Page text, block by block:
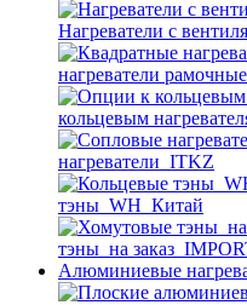
Нагреватели с
нагреватели рамочные
кольцевым
нагреватели_ITKZ
тэны_WH_Китай
тэны_на
Алюминиевые